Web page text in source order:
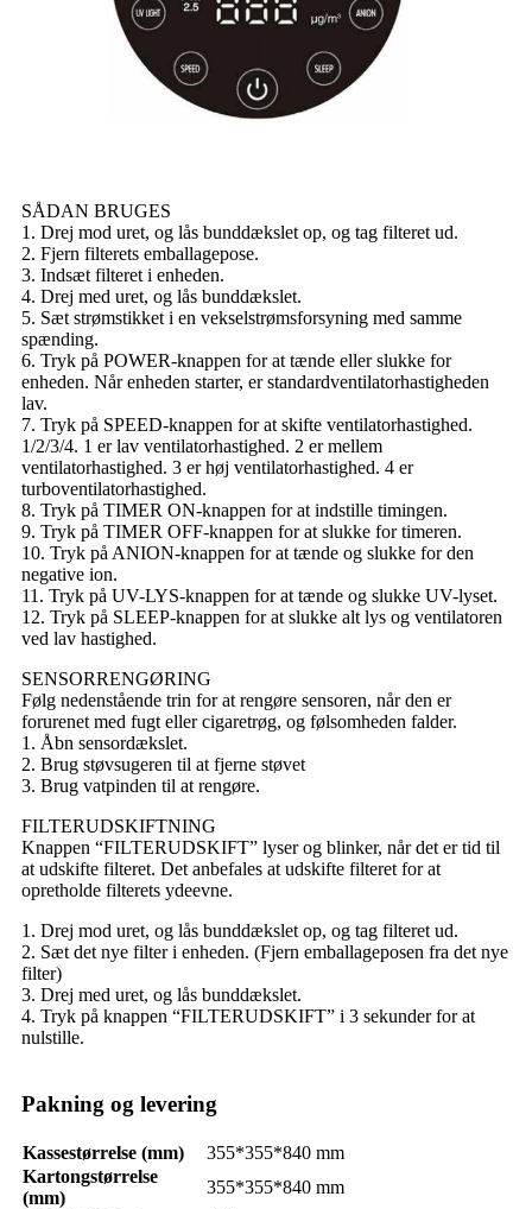
SÅDAN BRUGES
1. Drej mod uret, og lås bunddækslet op, og tag filteret ud.
2. Fjern filterets emballagepose.
3. Indsæt filteret i enheden.
4. Drej med uret, og lås bunddækslet.
5. Sæt strømstikket i en vekselstrømsforsyning med samme
spænding.
6. Tryk på POWER-knappen for at tænde eller slukke for
enheden. Når enheden starter, er standardventilatorhastigheden
lav.
7. Tryk på SPEED-knappen for at skifte ventilatorhastighed.
1/2/3/4. 1 er lav ventilatorhastighed. 2 er mellem
ventilatorhastighed. 3 er høj ventilatorhastighed. 4 er
turboventilatorhastighed.
8. Tryk på TIMER ON-knappen for at indstille timingen.
9. Tryk på TIMER OFF-knappen for at slukke for timeren.
10. Tryk på ANION-knappen for at tænde og slukke for den
negative ion.
11. Tryk på UV-LYS-knappen for at tænde og slukke UV-lyset.
12. Tryk på SLEEP-knappen for at slukke alt lys og ventilatoren
ved lav hastighed.
SENSORRENGØRING
Følg nedenstående trin for at rengøre sensoren, når den er
forurenet med fugt eller cigaretrøg, og følsomheden falder.
1. Åbn sensordækslet.
2. Brug støvsugeren til at fjerne støvet
3. Brug vatpinden til at rengøre.
FILTERUDSKIFTNING
Knappen “FILTERUDSKIFT” lyser og blinker, når det er tid til
at udskifte filteret. Det anbefales at udskifte filteret for at
opretholde filterets ydeevne.
1. Drej mod uret, og lås bunddækslet op, og tag filteret ud.
2. Sæt det nye filter i enheden. (Fjern emballageposen fra det nye
filter)
3. Drej med uret, og lås bunddækslet.
4. Tryk på knappen “FILTERUDSKIFT” i 3 sekunder for at
nulstille.
Pakning og levering
Kassestørrelse (mm)
355*355*840 mm
Kartongstørrelse
(mm)
355*355*840 mm